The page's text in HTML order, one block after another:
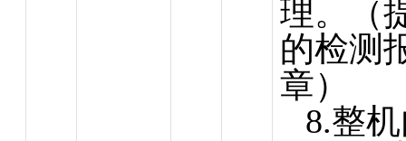
理。（
的检测
章）
8.整